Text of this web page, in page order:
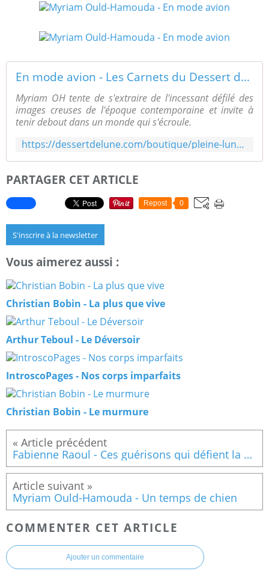
En mode avion - Les Carnets du Dessert de Lune
Myriam OH tente de s'extraire de l'incessant défilé des
images creuses de l'époque contemporaine et invite à
tenir debout dans un monde qui s'écroule.
https://dessertdelune.com/boutique/pleine-lune/en-mode-avion/
PARTAGER CET ARTICLE
Repost 0
S'inscrire à la newsletter
Vous aimerez aussi :
Christian Bobin - La plus que vive
Arthur Teboul - Le Déversoir
IntroscoPages - Nos corps imparfaits
Christian Bobin - Le murmure
Fabienne Raoul - Ces guérisons qui défient la science
Myriam Ould-Hamouda - Un temps de chien
COMMENTER CET ARTICLE
Ajouter un commentaire